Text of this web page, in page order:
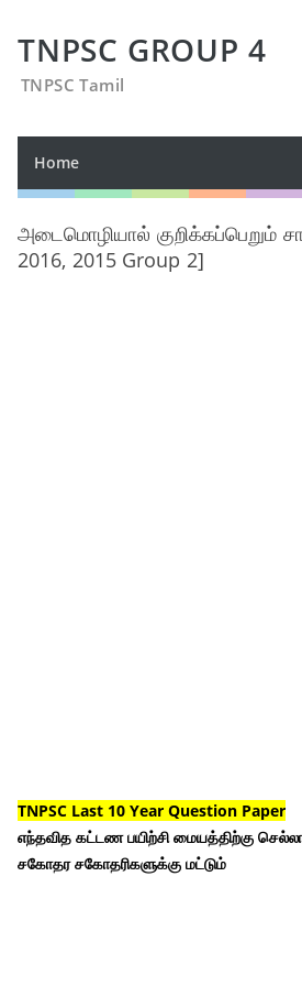
TNPSC GROUP 4
TNPSC Tamil
Home
அடைமொழியால் குறிக்கப்பெறும்
2016, 2015 Group 2]
TNPSC Last 10 Year Question Paper
எந்தவித கட்டண பயிற்சி மையத்திற்கு
சகோதர சகோதரிகளுக்கு மட்டும்